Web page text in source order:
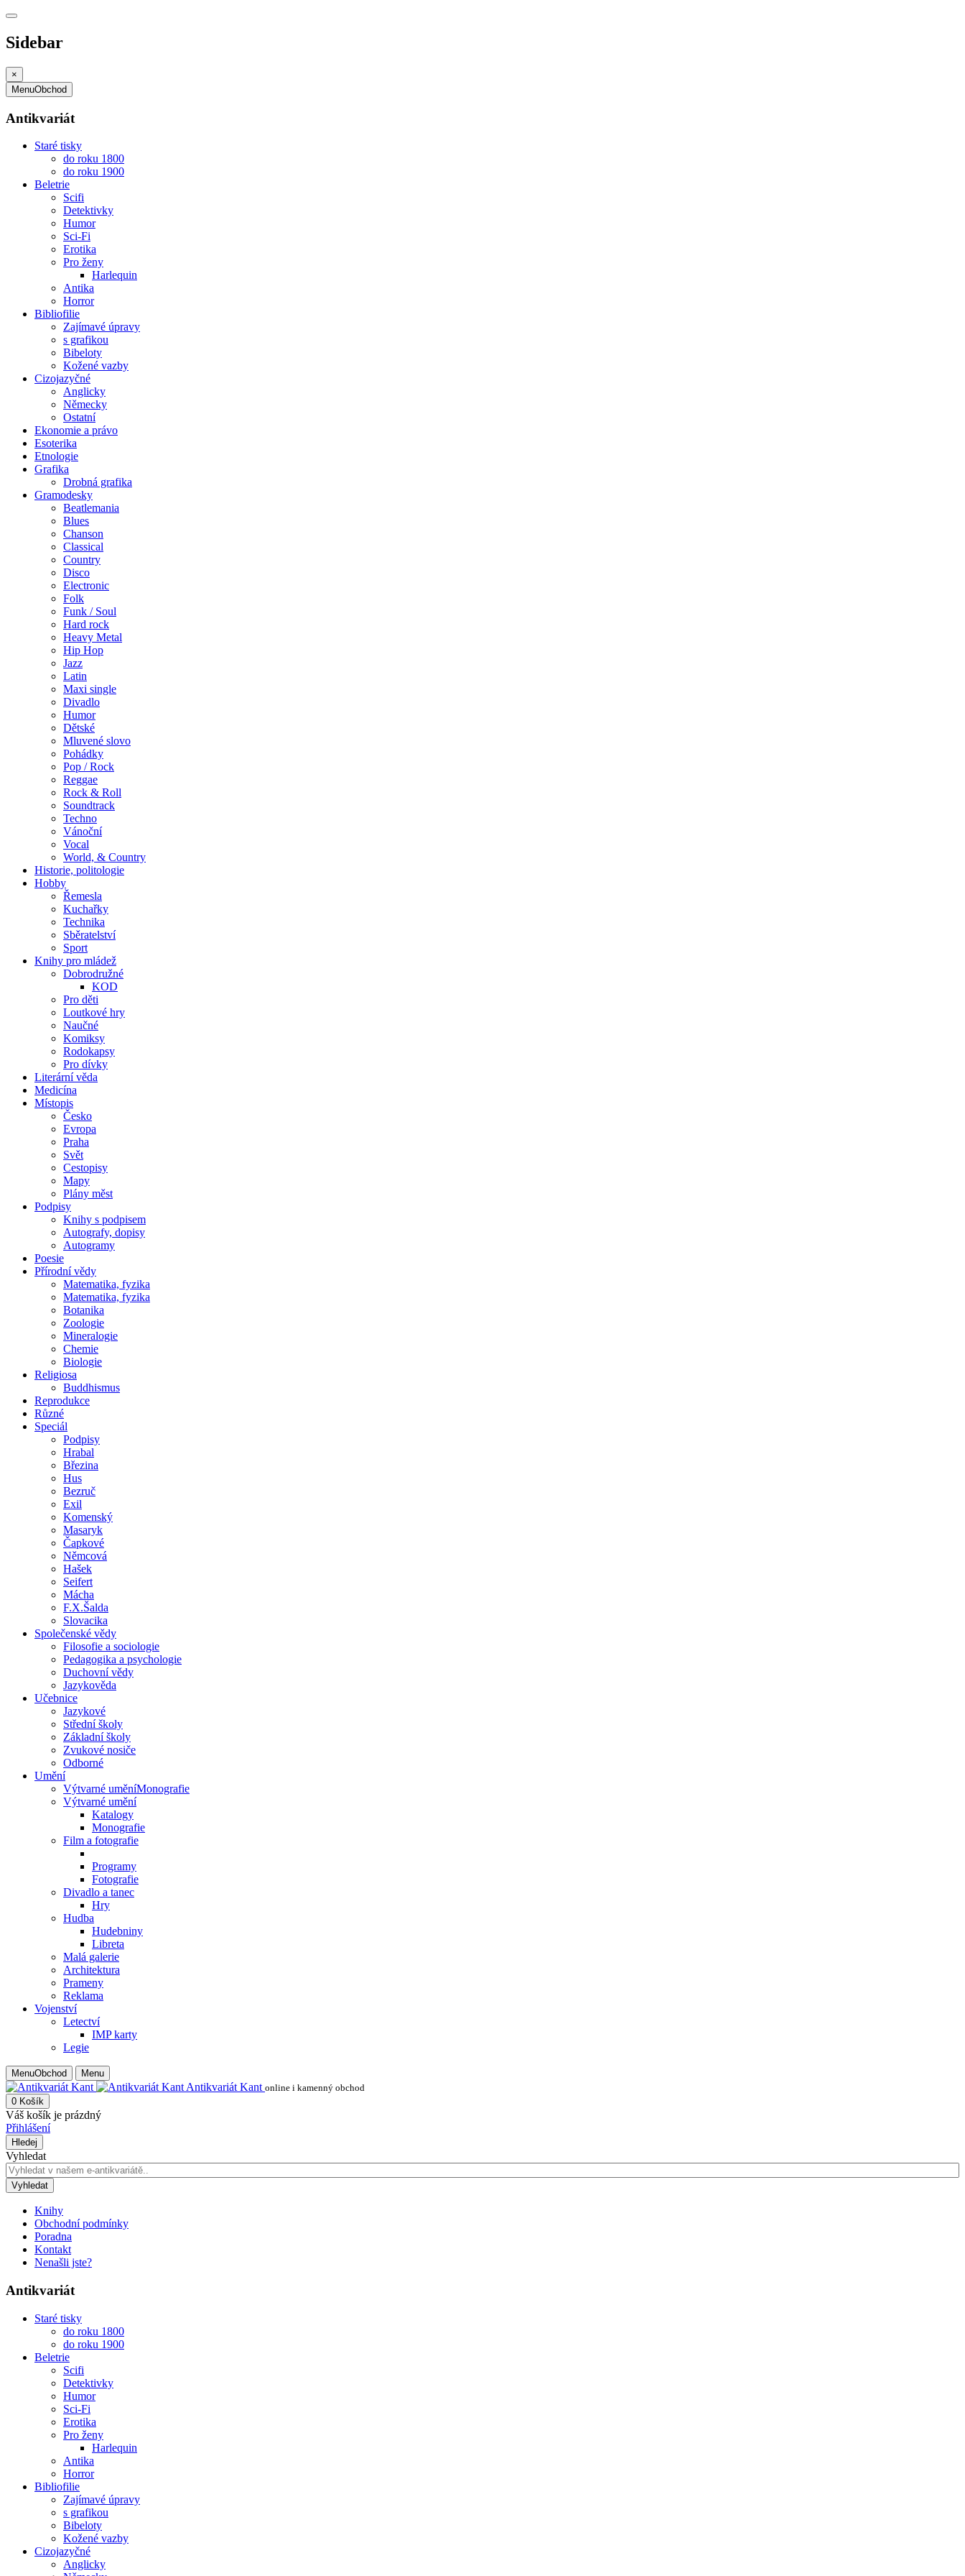
Sidebar
×
MenuObchod
Antikvariát
Staré tisky
do roku 1800
do roku 1900
Beletrie
Scifi
Detektivky
Humor
Sci-Fi
Erotika
Pro ženy
Harlequin
Antika
Horror
Bibliofilie
Zajímavé úpravy
s grafikou
Bibeloty
Kožené vazby
Cizojazyčné
Anglicky
Německy
Ostatní
Ekonomie a právo
Esoterika
Etnologie
Grafika
Drobná grafika
Gramodesky
Beatlemania
Blues
Chanson
Classical
Country
Disco
Electronic
Folk
Funk / Soul
Hard rock
Heavy Metal
Hip Hop
Jazz
Latin
Maxi single
Divadlo
Humor
Dětské
Mluvené slovo
Pohádky
Pop / Rock
Reggae
Rock & Roll
Soundtrack
Techno
Vánoční
Vocal
World, & Country
Historie, politologie
Hobby
Řemesla
Kuchařky
Technika
Sběratelství
Sport
Knihy pro mládež
Dobrodružné
KOD
Pro děti
Loutkové hry
Naučné
Komiksy
Rodokapsy
Pro dívky
Literární věda
Medicína
Místopis
Česko
Evropa
Praha
Svět
Cestopisy
Mapy
Plány měst
Podpisy
Knihy s podpisem
Autografy, dopisy
Autogramy
Poesie
Přírodní vědy
Matematika, fyzika
Matematika, fyzika
Botanika
Zoologie
Mineralogie
Chemie
Biologie
Religiosa
Buddhismus
Reprodukce
Různé
Speciál
Podpisy
Hrabal
Březina
Hus
Bezruč
Exil
Komenský
Masaryk
Čapkové
Němcová
Hašek
Seifert
Mácha
F.X.Šalda
Slovacika
Společenské vědy
Filosofie a sociologie
Pedagogika a psychologie
Duchovní vědy
Jazykověda
Učebnice
Jazykové
Střední školy
Základní školy
Zvukové nosiče
Odborné
Umění
Výtvarné uměníMonografie
Výtvarné umění
Katalogy
Monografie
Film a fotografie
Programy
Fotografie
Divadlo a tanec
Hry
Hudba
Hudebniny
Libreta
Malá galerie
Architektura
Prameny
Reklama
Vojenství
Letectví
IMP karty
Legie
MenuObchod Menu
Antikvariát Kant online i kamenný obchod
0 Košík
Váš košík je prázdný
Přihlášení
Hledej
Vyhledat
Vyhledat
Knihy
Obchodní podmínky
Poradna
Kontakt
Nenašli jste?
Antikvariát
Staré tisky
do roku 1800
do roku 1900
Beletrie
Scifi
Detektivky
Humor
Sci-Fi
Erotika
Pro ženy
Harlequin
Antika
Horror
Bibliofilie
Zajímavé úpravy
s grafikou
Bibeloty
Kožené vazby
Cizojazyčné
Anglicky